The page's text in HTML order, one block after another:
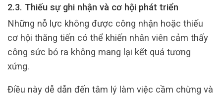
2.3. Thiếu sự ghi nhận và cơ hội phát triển
Những nỗ lực không được công nhận hoặc thiếu
cơ hội thăng tiến có thể khiến nhân viên cảm thấy
công sức bỏ ra không mang lại kết quả tương
xứng.
Điều này dễ dẫn đến tâm lý làm việc cầm chừng và